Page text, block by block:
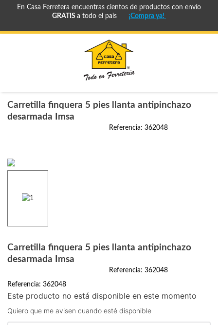
En Casa Ferretera encuentras cientos de productos con envío
GRATIS a todo el pais ¡Compra ya!
Carretilla finquera 5 pies llanta antipinchazo
desarmada Imsa
Referencia: 362048
Carretilla finquera 5 pies llanta antipinchazo
desarmada Imsa
Referencia: 362048
Referencia: 362048
Este producto no está disponible en este momento
Quiero que me avisen cuando esté disponible